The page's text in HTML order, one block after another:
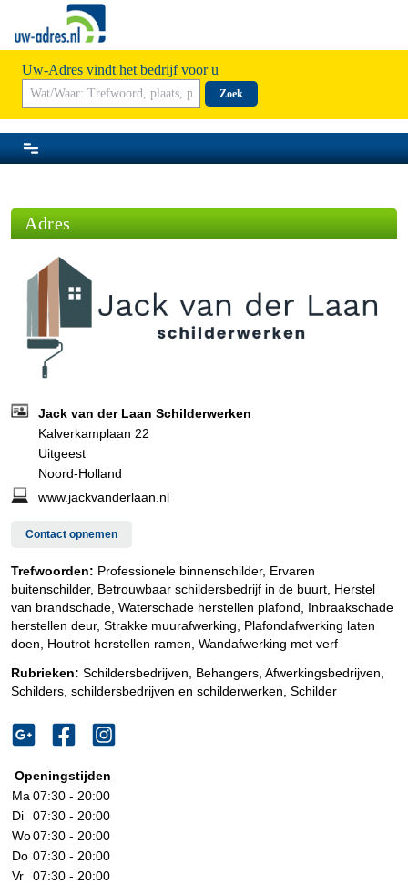
Uw-Adres vindt het bedrijf voor u
Zoek
Adres
Jack van der Laan Schilderwerken
Kalverkamplaan 22
Uitgeest
Noord-Holland
www.jackvanderlaan.nl
Contact opnemen
Trefwoorden: Professionele binnenschilder, Ervaren
buitenschilder, Betrouwbaar schildersbedrijf in de buurt, Herstel
van brandschade, Waterschade herstellen plafond, Inbraakschade
herstellen deur, Strakke muurafwerking, Plafondafwerking laten
doen, Houtrot herstellen ramen, Wandafwerking met verf
Rubrieken: Schildersbedrijven Behangers Afwerkingsbedrijven
Schilders, schildersbedrijven en schilderwerken Schilder
Openingstijden
Ma 07:30 - 20:00
Di
07:30 - 20:00
Wo07:30 - 20:00
Do 07:30 - 20:00
Vr
07:30 - 20:00